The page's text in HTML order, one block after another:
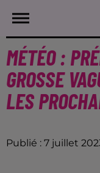
MÉTÉO :
GROSSE
LES
Publié : 7 juillet